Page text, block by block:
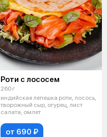
Роти с лососем
260 г
индийская лепешка роти, лосось,
творожный сыр, огурец, лист
салата, омлет
от 690 ₽